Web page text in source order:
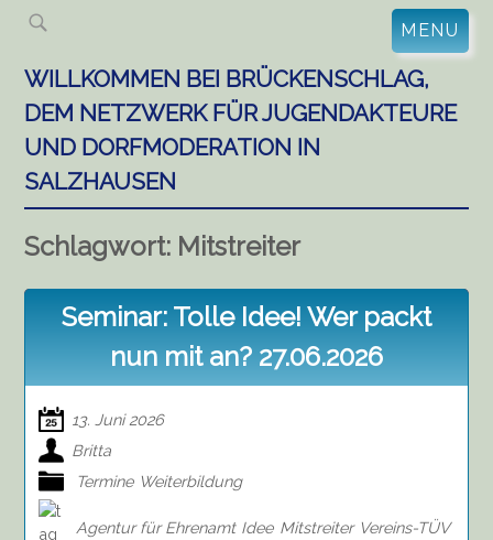
Skip
content
MENU
WILLKOMMEN BEI BRÜCKENSCHLAG,
DEM NETZWERK FÜR JUGENDAKTEURE
UND DORFMODERATION IN
SALZHAUSEN
Schlagwort: Mitstreiter
Seminar: Tolle Idee! Wer packt
nun mit an? 27.06.2026
13. Juni 2026
Britta
Termine Weiterbildung
Agentur für Ehrenamt Idee Mitstreiter Vereins-TÜV